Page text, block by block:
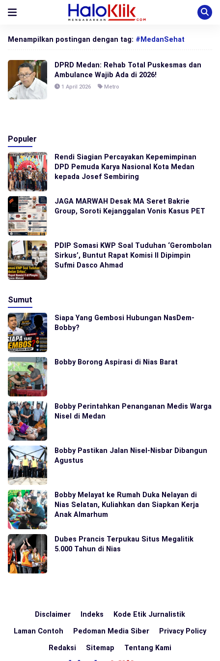
Menampilkan postingan dengan tag: #MedanSehat
DPRD Medan: Rehab Total Puskesmas dan
Ambulance Wajib Ada di 2026!
1 April 2026 Metro
Populer
Rendi Siagian Percayakan Kepemimpinan
DPD Pemuda Karya Nasional Kota Medan
kepada Josef Sembiring
JAGA MARWAH Desak MA Seret Bakrie
Group, Soroti Kejanggalan Vonis Kasus PET
PDIP Somasi KWP Soal Tuduhan ‘Gerombolan
Sirkus’, Buntut Rapat Komisi II Dipimpin
Sufmi Dasco Ahmad
Sumut
Siapa Yang Gembosi Hubungan NasDem-
Bobby?
Bobby Borong Aspirasi di Nias Barat
Bobby Perintahkan Penanganan Medis Warga
Nisel di Medan
Bobby Pastikan Jalan Nisel-Nisbar Dibangun
Agustus
Bobby Melayat ke Rumah Duka Nelayan di
Nias Selatan, Kuliahkan dan Siapkan Kerja
Anak Almarhum
Dubes Prancis Terpukau Situs Megalitik
5.000 Tahun di Nias
Disclaimer Indeks Kode Etik Jurnalistik
Laman Contoh Pedoman Media Siber Privacy Policy
Redaksi Sitemap Tentang Kami